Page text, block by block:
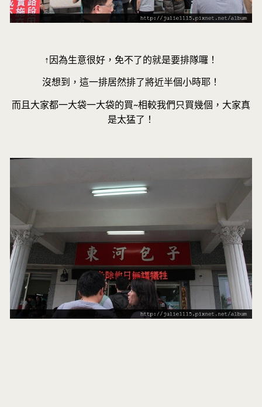
↑因為生意很好，免不了的就是要排隊囉！
沒想到，這一排居然排了將近半個小時耶！
而且大家都一大袋一大袋的買~相較我們只買幾個，大家真
是太猛了！